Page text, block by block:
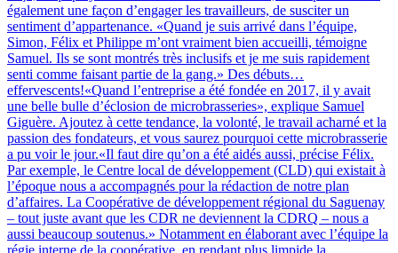
également une façon d’engager les travailleurs, de susciter un
sentiment d’appartenance. «Quand je suis arrivé dans l’équipe,
Simon, Félix et Philippe m’ont vraiment bien accueilli, témoigne
Samuel. Ils se sont montrés très inclusifs et je me suis rapidement
senti comme faisant partie de la gang.» Des débuts…
effervescents!«Quand l’entreprise a été fondée en 2017, il y avait
une belle bulle d’éclosion de microbrasseries», explique Samuel
Giguère. Ajoutez à cette tendance, la volonté, le travail acharné et la
passion des fondateurs, et vous saurez pourquoi cette microbrasserie
a pu voir le jour.«Il faut dire qu’on a été aidés aussi, précise Félix.
Par exemple, le Centre local de développement (CLD) qui existait à
l’époque nous a accompagnés pour la rédaction de notre plan
d’affaires. La Coopérative de développement régional du Saguenay
– tout juste avant que les CDR ne deviennent la CDRQ – nous a
aussi beaucoup soutenus.» Notamment en élaborant avec l’équipe la